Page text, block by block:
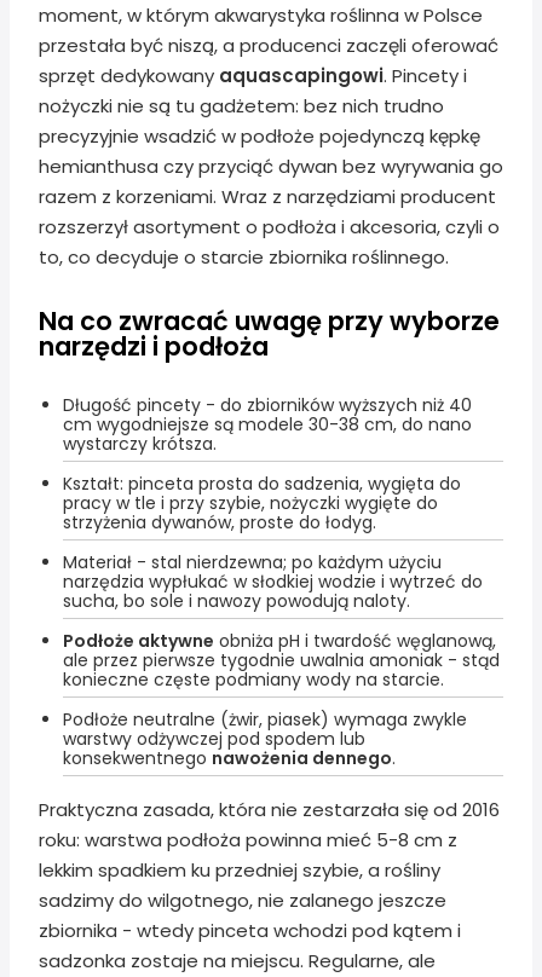
moment, w którym akwarystyka roślinna w Polsce
przestała być niszą, a producenci zaczęli oferować
sprzęt dedykowany aquascapingowi. Pincety i
nożyczki nie są tu gadżetem: bez nich trudno
precyzyjnie wsadzić w podłoże pojedynczą kępkę
hemianthusa czy przyciąć dywan bez wyrywania go
razem z korzeniami. Wraz z narzędziami producent
rozszerzył asortyment o podłoża i akcesoria, czyli o
to, co decyduje o starcie zbiornika roślinnego.
Na co zwracać uwagę przy wyborze
narzędzi i podłoża
Długość pincety - do zbiorników wyższych niż 40
cm wygodniejsze są modele 30-38 cm, do nano
wystarczy krótsza.
Kształt: pinceta prosta do sadzenia, wygięta do
pracy w tle i przy szybie, nożyczki wygięte do
strzyżenia dywanów, proste do łodyg.
Materiał - stal nierdzewna; po każdym użyciu
narzędzia wypłukać w słodkiej wodzie i wytrzeć do
sucha, bo sole i nawozy powodują naloty.
Podłoże aktywne obniża pH i twardość węglanową,
ale przez pierwsze tygodnie uwalnia amoniak - stąd
konieczne częste podmiany wody na starcie.
Podłoże neutralne (żwir, piasek) wymaga zwykle
warstwy odżywczej pod spodem lub
konsekwentnego nawożenia dennego.
Praktyczna zasada, która nie zestarzała się od 2016
roku: warstwa podłoża powinna mieć 5-8 cm z
lekkim spadkiem ku przedniej szybie, a rośliny
sadzimy do wilgotnego, nie zalanego jeszcze
zbiornika - wtedy pinceta wchodzi pod kątem i
sadzonka zostaje na miejscu. Regularne, ale